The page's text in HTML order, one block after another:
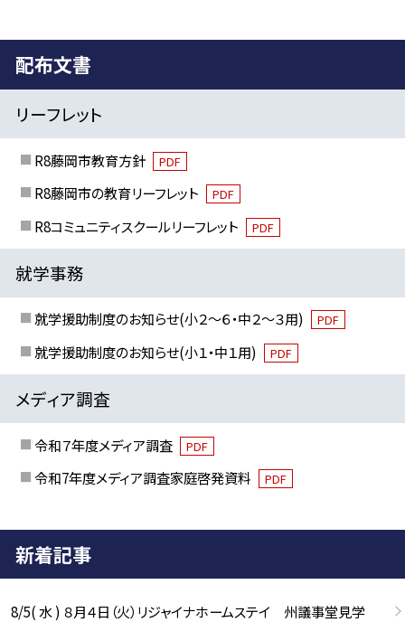
配布文書
リーフレット
R8藤岡市教育方針 PDF
R8藤岡市の教育リーフレット PDF
R8コミュニティスクールリーフレット PDF
就学事務
就学援助制度のお知らせ(小２～６・中２～３用) PDF
就学援助制度のお知らせ(小１・中１用) PDF
メディア調査
令和７年度メディア調査 PDF
令和7年度メディア調査家庭啓発資料 PDF
新着記事
8/5( 水 ) ８月４日（火）リジャイナホームステイ 州議事堂見学